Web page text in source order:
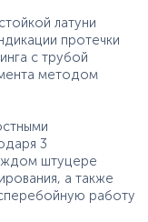
латуни
протечки
с трубой
методом
3
штуцере
а также
работу